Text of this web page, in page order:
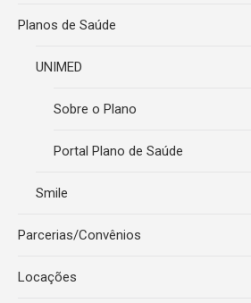
Planos de Saúde
UNIMED
Sobre o Plano
Portal Plano de Saúde
Smile
Parcerias/Convênios
Locações